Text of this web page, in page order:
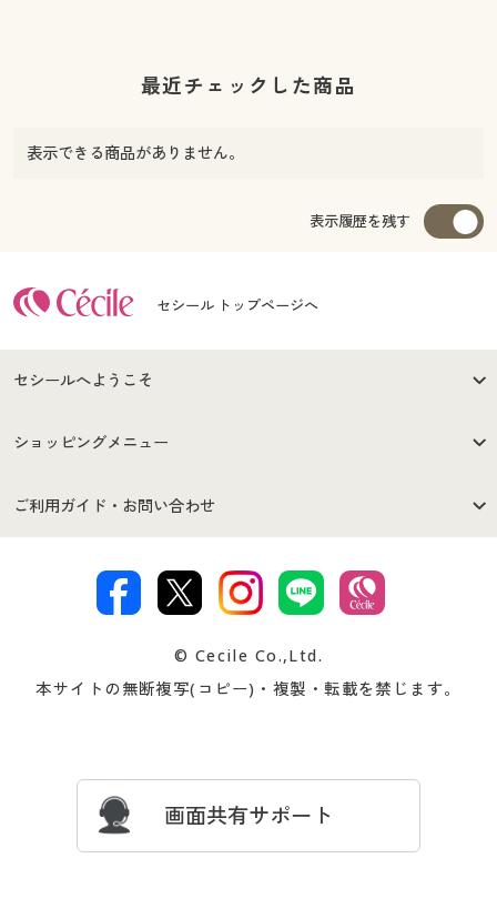
最近チェックした商品
表示できる商品がありません。
表示履歴を残す
セシール トップページへ
セシールへようこそ
はじめての方へ
セシールご利用規約
著作権・商標について 会社案内
ショッピングメニュー
商品カテゴリ
プレゼント＆キャンペーン サイトマップ
ご利用ガイド・お問い合わせ
交換・返品は お支払は
ついて
忘れの場合
© Cecile Co.,Ltd.
本サイトの無断複写(コピー)・複製・転載を禁じます。
画面共有サポート